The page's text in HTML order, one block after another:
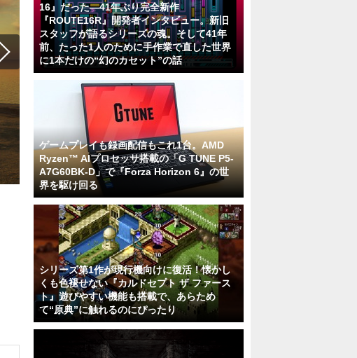
16』だった―41年ぶり完全新作
『ROUTE16R』開発者インタビュー。新旧
スタッフが語るシリーズの魂。そして41年
前、たった1人のために手作業で直した世界
に1本だけの“幻のカセット”の話
ゲームプレイも録画配信もこれ1台。AMD
Ryzen™ AIプロセッサ搭載の「G TUNE P5-
A7G60BK-D」で『Forza Horizon 6』の世
界を駆け回る
シリーズ第1作が現行機向けに復活！懐かし
くも色褪せない『カルドセプト ザ ファース
ト』遊びやすい機能も搭載で、あらため
て“原典”に触れるのにぴったり